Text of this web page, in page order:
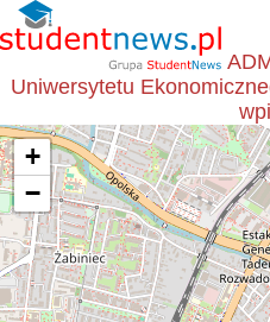
Uniwersytetu
+
−